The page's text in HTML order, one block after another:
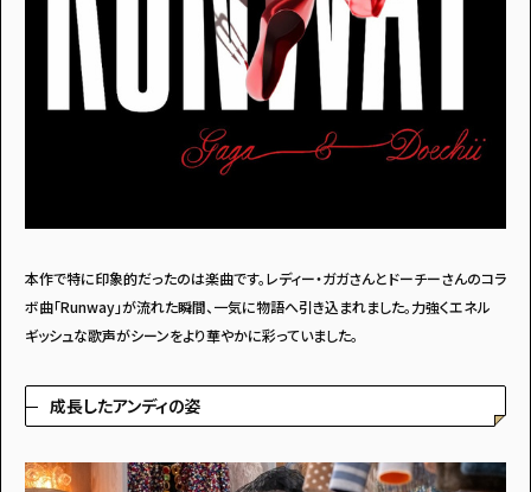
本作で特に印象的だったのは楽曲です。レディー・ガガさんとドーチーさんのコラ
ボ曲「Runway」が流れた瞬間、一気に物語へ引き込まれました。力強くエネル
ギッシュな歌声がシーンをより華やかに彩っていました。
成長したアンディの姿